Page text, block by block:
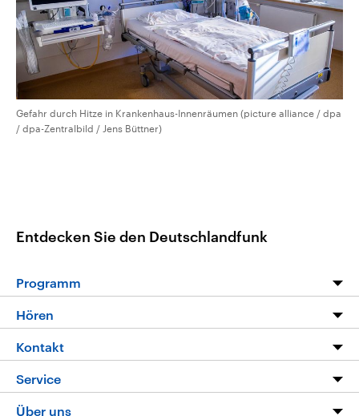
Gefahr durch Hitze in Krankenhaus-Innenräumen (picture alliance / dpa
/ dpa-Zentralbild / Jens Büttner)
Entdecken Sie den Deutschlandfunk
Programm
Programm
Die Nachrichten
Nachrichtenleicht
Neue Beiträge auf dlf.de
Hören
Livestream
Podcasts
Kontakt
Hörerservice
Service
FAQ
Über uns